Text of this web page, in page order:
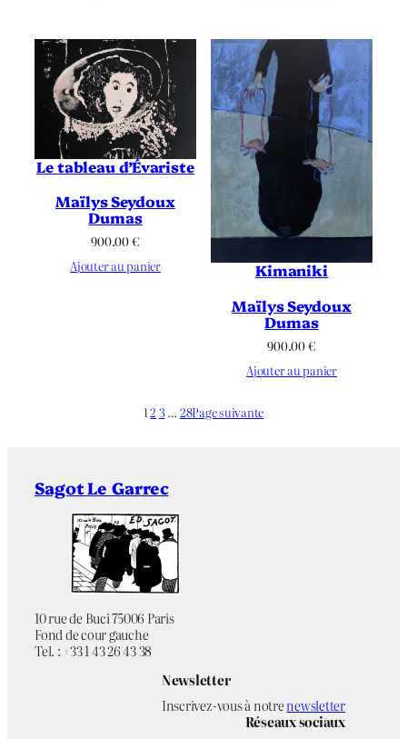
Le tableau d’Évariste
Maïlys Seydoux
Dumas
900.00€
Ajouter au panier
Kimaniki
Maïlys Seydoux
Dumas
900.00€
Ajouter au panier
12 3 … 28Page suivante
Sagot Le Garrec
10 rue de Buci 75006 Paris
Fond de cour gauche
Tel. : +33 1 43 26 43 38
Newsletter
Inscrivez-vous à notrenewsletter
Réseaux sociaux